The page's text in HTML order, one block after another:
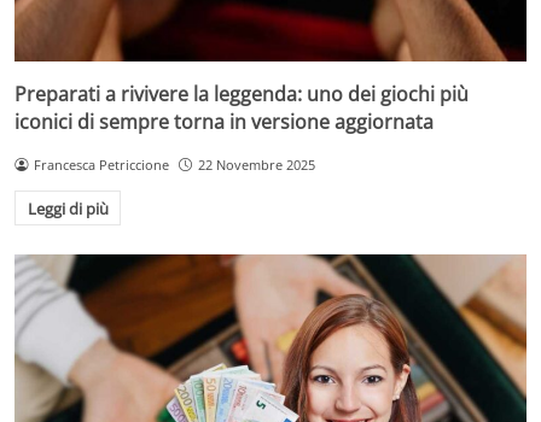
Preparati a rivivere la leggenda: uno dei giochi più
iconici di sempre torna in versione aggiornata
Francesca Petriccione 22 Novembre 2025
Leggi di più